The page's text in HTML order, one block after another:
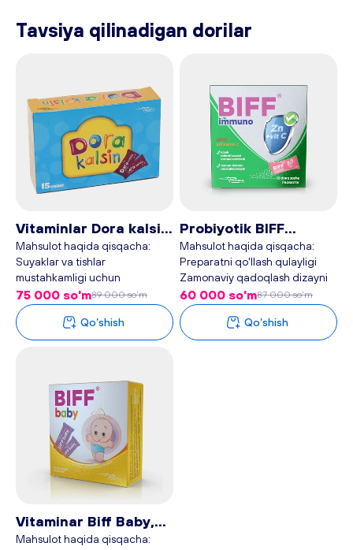
Tavsiya qilinadigan dorilar
Vitaminlar Dora kalsin,
15 qadoq - Plan baby
Mahsulot haqida qisqacha:
Suyaklar va tishlar
mustahkamligi uchun
Bolalarda kalsiy
yetishmovchiligini to`ldiradi
Immun tizimini mustahkamlaydi
Osteoparozni oldini oladi va
75 000 so'm89 000 so'm
Qo‘shish
Probiyotik BIFF
immuno, 10 kapsula -
Plan baby
Mahsulot haqida qisqacha:
Preparatni qo'llash qulayligi
Zamonaviy qadoqlash dizayni
Preparatning moddalari
Rossiyadan etkazib beriladi
Preparatda S vitamini va sink
borligi
60 000 so'm87 000 so'm
Qo‘shish
Vitaminar Biff Baby,
10 qadoq - Plan baby
Mahsulot haqida qisqacha: